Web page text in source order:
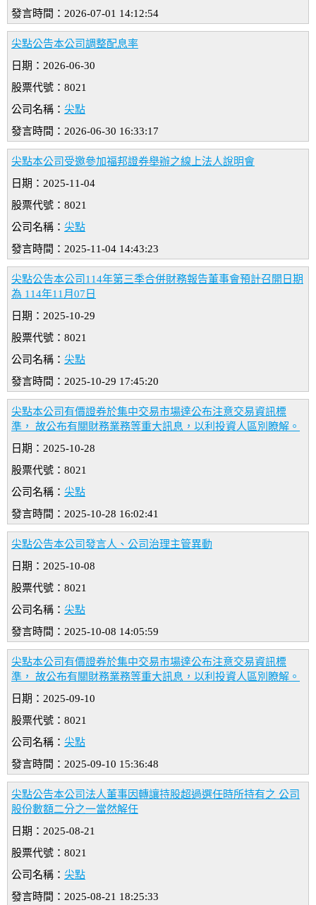
發言時間：2026-07-01 14:12:54
尖點公告本公司調整配息率
日期：2026-06-30
股票代號：8021
公司名稱： 尖點
發言時間：2026-06-30 16:33:17
尖點本公司受邀參加福邦證券舉辦之線上法人說明會
日期：2025-11-04
股票代號：8021
公司名稱： 尖點
發言時間：2025-11-04 14:43:23
尖點公告本公司114年第三季合併財務報告董事會預計召開日期
為 114年11月07日
日期：2025-10-29
股票代號：8021
公司名稱： 尖點
發言時間：2025-10-29 17:45:20
尖點本公司有價證券於集中交易市場達公布注意交易資訊標
準， 故公布有關財務業務等重大訊息，以利投資人區別瞭解。
日期：2025-10-28
股票代號：8021
公司名稱： 尖點
發言時間：2025-10-28 16:02:41
尖點公告本公司發言人、公司治理主管異動
日期：2025-10-08
股票代號：8021
公司名稱： 尖點
發言時間：2025-10-08 14:05:59
尖點本公司有價證券於集中交易市場達公布注意交易資訊標
準， 故公布有關財務業務等重大訊息，以利投資人區別瞭解。
日期：2025-09-10
股票代號：8021
公司名稱： 尖點
發言時間：2025-09-10 15:36:48
尖點公告本公司法人董事因轉讓持股超過選任時所持有之 公司
股份數額二分之一當然解任
日期：2025-08-21
股票代號：8021
公司名稱： 尖點
發言時間：2025-08-21 18:25:33